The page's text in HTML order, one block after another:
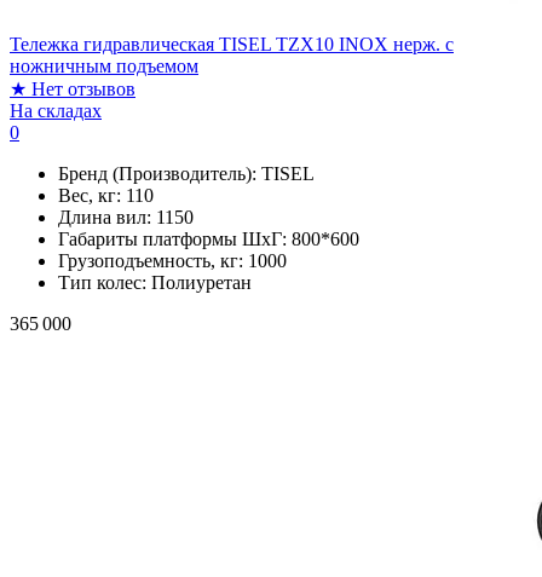
Тележка гидравлическая TISEL TZX10 INOX нерж. c
ножничным подъемом
★ Нет отзывов
На складах
0
Бренд (Производитель): TISEL
Вес, кг: 110
Длина вил: 1150
Габариты платформы ШxГ: 800*600
Грузоподъемность, кг: 1000
Тип колес: Полиуретан
365 000